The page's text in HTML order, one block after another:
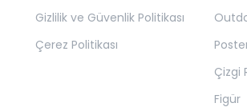
Gizlilik ve Güvenlik Politikası
Çerez Politikası
Çizgi
Figür